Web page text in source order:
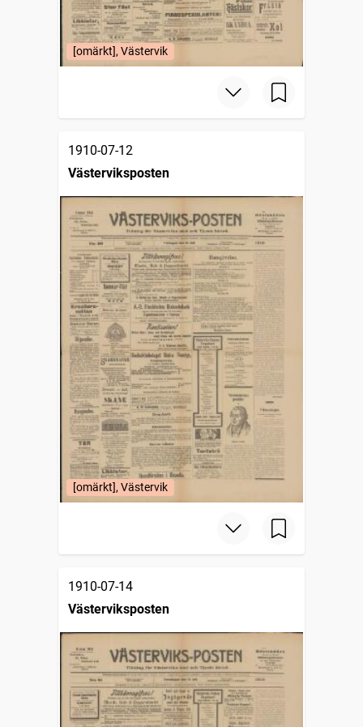
[omärkt], Västervik
1910-07-12
Västerviksposten
[omärkt], Västervik
1910-07-14
Västerviksposten